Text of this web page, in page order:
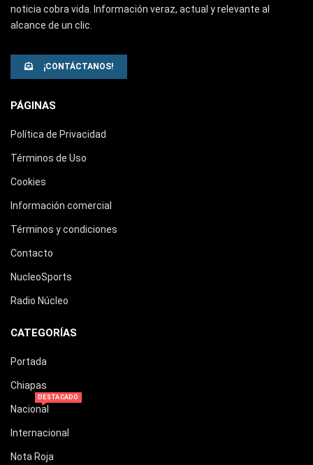
noticia cobra vida. Información veraz, actual y relevante al
alcance de un clic.
¡CONTÁCTANOS!
PÁGINAS
Política de Privacidad
Términos de Uso
Cookies
Información comercial
Términos y condiciones
Contacto
NucleoSports
Radio Núcleo
CATEGORÍAS
Portada
Chiapas
Nacional
DESTACADO
Internacional
Nota Roja